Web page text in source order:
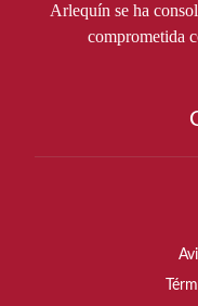
Arlequín se ha
comprometida